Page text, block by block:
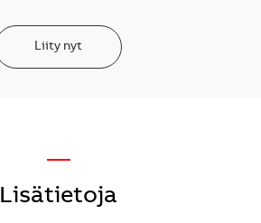
Liity nyt
—
Lisätietoja